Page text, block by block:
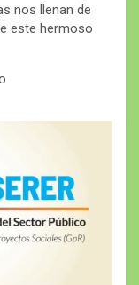
nos llenan de
este hermoso